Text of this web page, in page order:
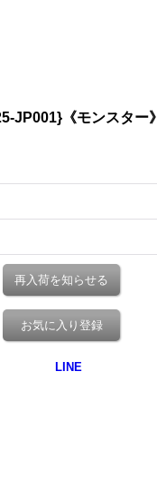
JP001}《モンスター》
再入荷を知らせる
お気に入り登録